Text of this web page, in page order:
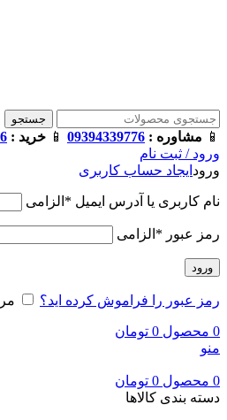
جستجو
📱 مشاوره : 09394339776
📱 خرید :
ورود / ثبت نام
ورود ایجاد حساب کاربری
نام کاربری یا آدرس ایمیل * الزامی
رمز عبور * الزامی
ورود
رمز عبور را فراموش کرده اید؟
0 محصول 0 تومان
منو
0 محصول 0 تومان
دسته بندی کالاها